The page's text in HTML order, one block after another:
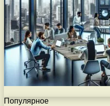
Популярное